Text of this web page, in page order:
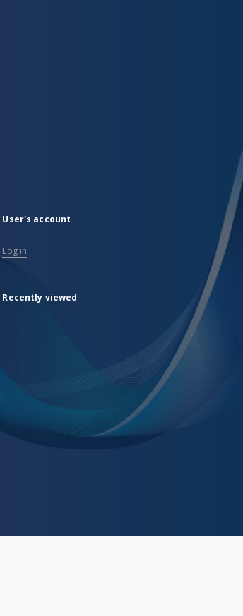
User's account
Log in
Recently viewed